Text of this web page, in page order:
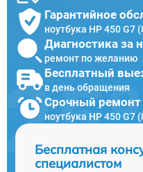
Гарантийное
ноутбука HP 450 G7
Диагностика за
ремонт по желанию
Бесплатный
в день обращения
Срочный ремонт
ноутбука HP 450 G7
Бесплатная
специалистом